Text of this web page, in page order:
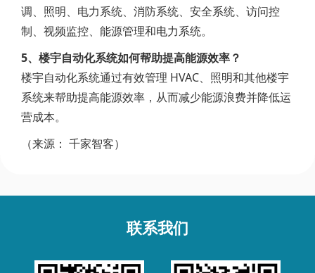
调、照明、电力系统、消防系统、安全系统、访问控
制、视频监控、能源管理和电力系统。
5、楼宇自动化系统如何帮助提高能源效率？
楼宇自动化系统通过有效管理 HVAC、照明和其他楼宇
系统来帮助提高能源效率，从而减少能源浪费并降低运
营成本。
（来源： 千家智客）
联系我们